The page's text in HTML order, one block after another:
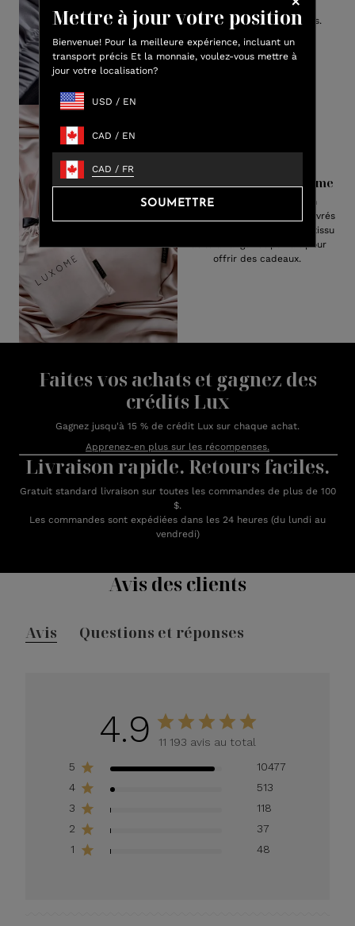
Mettre à jour votre position
Bienvenue! Pour la meilleure expérience, incluant un
transport précis Et la monnaie, voulez-vous mettre à
jour votre localisation?
USD / EN
CAD / EN
CAD / FR
SOUMETTRE
pour toute taille ou
configueuration de matelas.
Emballage haut de gamme
Notre luxueuse viscose en
bambou de draps tous sont livrés
avec un sac de transport en tissu
facile à ranger et parfait pour
offrir des cadeaux.
Faites vos achats et gagnez des
crédits Lux
Gagnez jusqu'à 15 % de crédit Lux sur chaque achat.
Apprenez-en plus sur les récompenses.
Livraison rapide. Retours faciles.
Gratuit standard livraison sur toutes les commandes de plus de 100
$.
Les commandes sont expédiées dans les 24 heures (du lundi au
vendredi)
Avis des clients
Avis Questions et réponses
4.9
11 193 avis au total
5
10477
4
513
3
118
2
37
1
48